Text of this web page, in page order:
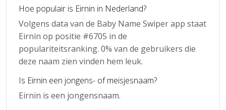
Hoe populair is Eirnin in Nederland?
Volgens data van de Baby Name Swiper app staat
Eirnin op positie #6705 in de
populariteitsranking. 0% van de gebruikers die
deze naam zien vinden hem leuk.
Is Eirnin een jongens- of meisjesnaam?
Eirnin is een jongensnaam.